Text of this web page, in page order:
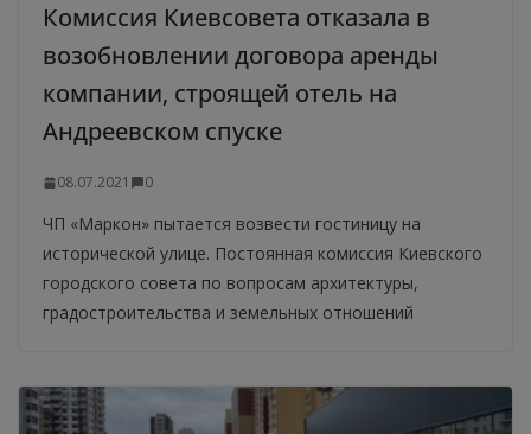
Комиссия Киевсовета отказала в
возобновлении договора аренды
компании, строящей отель на
Андреевском спуске
08.07.2021 0
ЧП «Маркон» пытается возвести гостиницу на
исторической улице. Постоянная комиссия Киевского
городского совета по вопросам архитектуры,
градостроительства и земельных отношений